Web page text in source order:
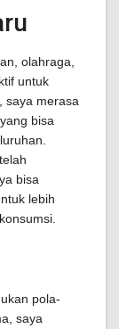
olahraga,
untuk
saya merasa
bisa
bisa
lebih
pola-
saya